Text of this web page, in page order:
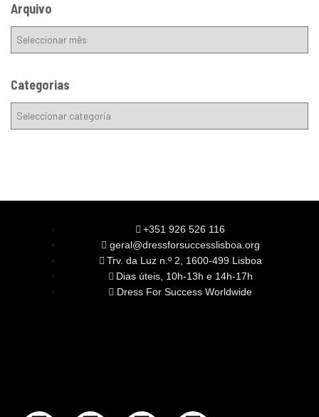
Arquivo
Categorias
+351 926 526 116
geral@dressforsuccesslisboa.org
Trv. da Luz n.º 2, 1600-499 Lisboa
Dias úteis, 10h-13h e 14h-17h
Dress For Success Worldwide